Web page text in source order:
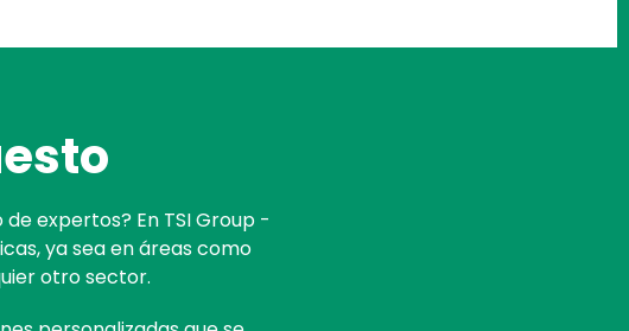
expertos? En TSI Group -
ya sea en áreas como
otro sector.